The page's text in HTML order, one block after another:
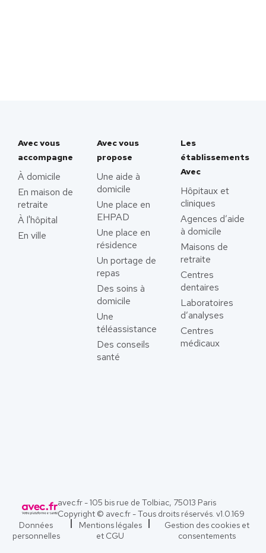
Avec vous
accompagne
À domicile
En maison de
retraite
À l'hôpital
En ville
Avec vous
propose
Une aide à
domicile
Une place en
EHPAD
Une place en
résidence
Un portage de
repas
Des soins à
domicile
Une
téléassistance
Des conseils
santé
Les
établissements
Avec
Hôpitaux et
cliniques
Agences d’aide
à domicile
Maisons de
retraite
Centres
dentaires
Laboratoires
d’analyses
Centres
médicaux
avec.fr - 105 bis rue de Tolbiac, 75013 Paris
Copyright © avec.fr - Tous droits réservés. v1.0.169
Données
personnelles
Mentions légales
et CGU
Gestion des cookies et
consentements